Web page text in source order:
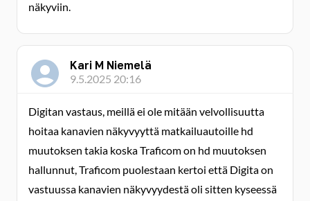
näkyviin.
Kari M Niemelä
9.5.2025 20:16
Digitan vastaus, meillä ei ole mitään velvollisuutta
hoitaa kanavien näkyvyyttä matkailuautoille hd
muutoksen takia koska Traficom on hd muutoksen
hallunnut, Traficom puolestaan kertoi että Digita on
vastuussa kanavien näkyvyydestä oli sitten kyseessä